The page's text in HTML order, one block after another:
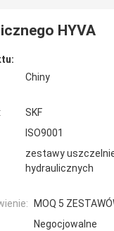
HYVA
Chiny
SKF
ISO9001
zestawy
hydraulicznych
MOQ 5
Negocjowalne